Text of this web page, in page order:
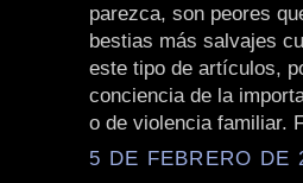
parezca, son peores
bestias más salvajes
este tipo de artículos,
conciencia de la
o de violencia familiar.
5 DE FEBRERO DE